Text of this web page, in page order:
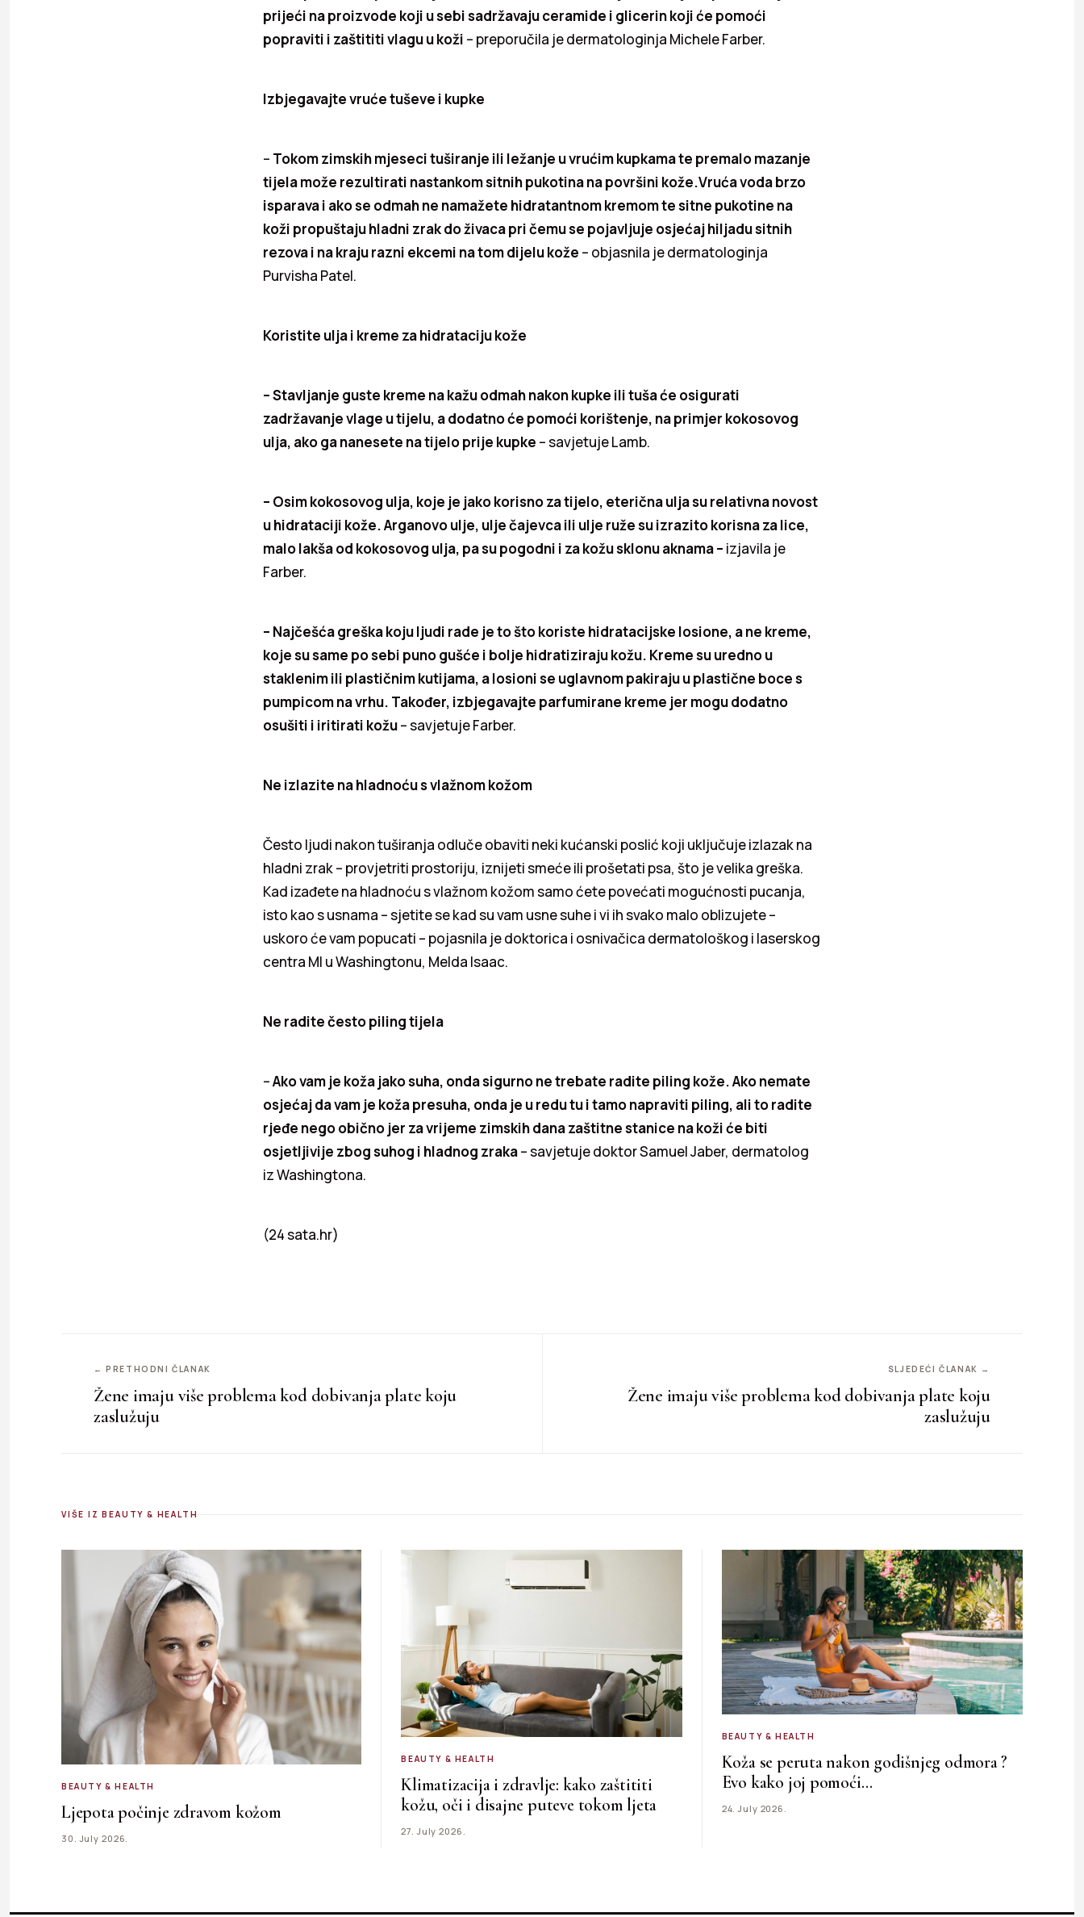
prijeći na proizvode koji u sebi sadržavaju ceramide i glicerin koji će pomoći
popraviti i zaštititi vlagu u koži – preporučila je dermatologinja Michele Farber.
Izbjegavajte vruće tuševe i kupke
– Tokom zimskih mjeseci tuširanje ili ležanje u vrućim kupkama te premalo mazanje
tijela može rezultirati nastankom sitnih pukotina na površini kože.Vruća voda brzo
isparava i ako se odmah ne namažete hidratantnom kremom te sitne pukotine na
koži propuštaju hladni zrak do živaca pri čemu se pojavljuje osjećaj hiljadu sitnih
rezova i na kraju razni ekcemi na tom dijelu kože – objasnila je dermatologinja
Purvisha Patel.
Koristite ulja i kreme za hidrataciju kože
– Stavljanje guste kreme na kažu odmah nakon kupke ili tuša će osigurati
zadržavanje vlage u tijelu, a dodatno će pomoći korištenje, na primjer kokosovog
ulja, ako ga nanesete na tijelo prije kupke – savjetuje Lamb.
– Osim kokosovog ulja, koje je jako korisno za tijelo, eterična ulja su relativna novost
u hidrataciji kože. Arganovo ulje, ulje čajevca ili ulje ruže su izrazito korisna za lice,
malo lakša od kokosovog ulja, pa su pogodni i za kožu sklonu aknama – izjavila je
Farber.
– Najčešća greška koju ljudi rade je to što koriste hidratacijske losione, a ne kreme,
koje su same po sebi puno gušće i bolje hidratiziraju kožu. Kreme su uredno u
staklenim ili plastičnim kutijama, a losioni se uglavnom pakiraju u plastične boce s
pumpicom na vrhu. Također, izbjegavajte parfumirane kreme jer mogu dodatno
osušiti i iritirati kožu– savjetuje Farber.
Ne izlazite na hladnoću s vlažnom kožom
Često ljudi nakon tuširanja odluče obaviti neki kućanski poslić koji uključuje izlazak na
hladni zrak – provjetriti prostoriju, iznijeti smeće ili prošetati psa, što je velika greška.
Kad izađete na hladnoću s vlažnom kožom samo ćete povećati mogućnosti pucanja,
isto kao s usnama – sjetite se kad su vam usne suhe i vi ih svako malo oblizujete –
uskoro će vam popucati – pojasnila je doktorica i osnivačica dermatološkog i laserskog
centra MI u Washingtonu, Melda Isaac.
Ne radite često piling tijela
–Ako vam je koža jako suha, onda sigurno ne trebate radite piling kože. Ako nemate
osjećaj da vam je koža presuha, onda je u redu tu i tamo napraviti piling, ali to radite
rjeđe nego obično jer za vrijeme zimskih dana zaštitne stanice na koži će biti
osjetljivije zbog suhog i hladnog zraka– savjetuje doktor Samuel Jaber, dermatolog
iz Washingtona.
(24 sata.hr)
← PRETHODNI ČLANAK
Žene imaju više problema kod dobivanja plate koju
zaslužuju
SLJEDEĆI ČLANAK →
Žene imaju više problema kod dobivanja plate koju
zaslužuju
VIŠE IZ BEAUTY & HEALTH
BEAUTY & HEALTH
Ljepota počinje zdravom kožom
30. July 2026.
BEAUTY & HEALTH
Klimatizacija i zdravlje: kako zaštititi
kožu, oči i disajne puteve tokom ljeta
27. July 2026.
BEAUTY & HEALTH
Koža se peruta nakon godišnjeg odmora ?
Evo kako joj pomoći…
24. July 2026.